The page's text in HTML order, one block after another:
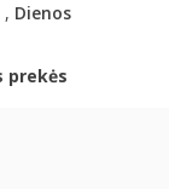
, Dienos
prekės